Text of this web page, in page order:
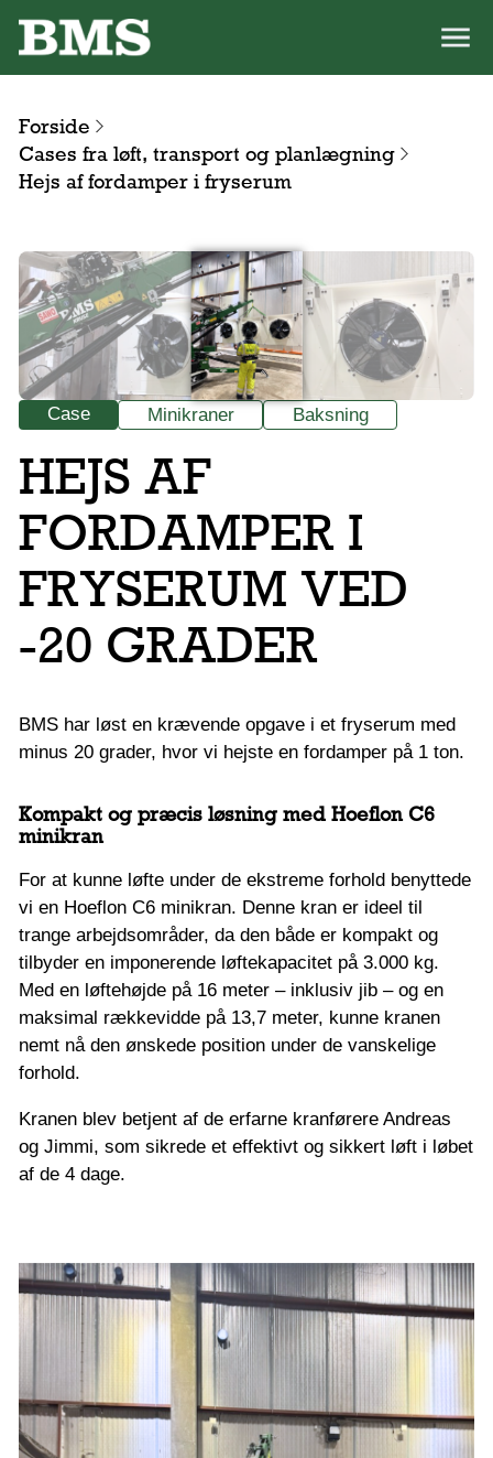
Forside
Cases fra løft, transport og planlægning
Hejs af fordamper i fryserum
Case Minikraner Baksning
HEJS AF
FORDAMPER I
FRYSERUM VED
-20 GRADER
BMS har løst en krævende opgave i et fryserum med
minus 20 grader, hvor vi hejste en fordamper på 1 ton.
Kompakt og præcis løsning med Hoeflon C6
minikran
For at kunne løfte under de ekstreme forhold benyttede
vi en Hoeflon C6 minikran. Denne kran er ideel til
trange arbejdsområder, da den både er kompakt og
tilbyder en imponerende løftekapacitet på 3.000 kg.
Med en løftehøjde på 16 meter – inklusiv jib – og en
maksimal rækkevidde på 13,7 meter, kunne kranen
nemt nå den ønskede position under de vanskelige
forhold.
Kranen blev betjent af de erfarne kranførere Andreas
og Jimmi, som sikrede et effektivt og sikkert løft i løbet
af de 4 dage.